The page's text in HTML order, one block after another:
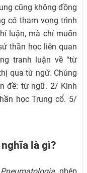
cũng không đồng
có tham vọng trình
luận, mà chỉ muốn
thần học liên quan
tranh luận về “từ
qua từ ngữ. Chúng
đề: từ ngữ. 2/ Kinh
học Trung cổ. 5/
là gì?
Pneumatologia, ghép